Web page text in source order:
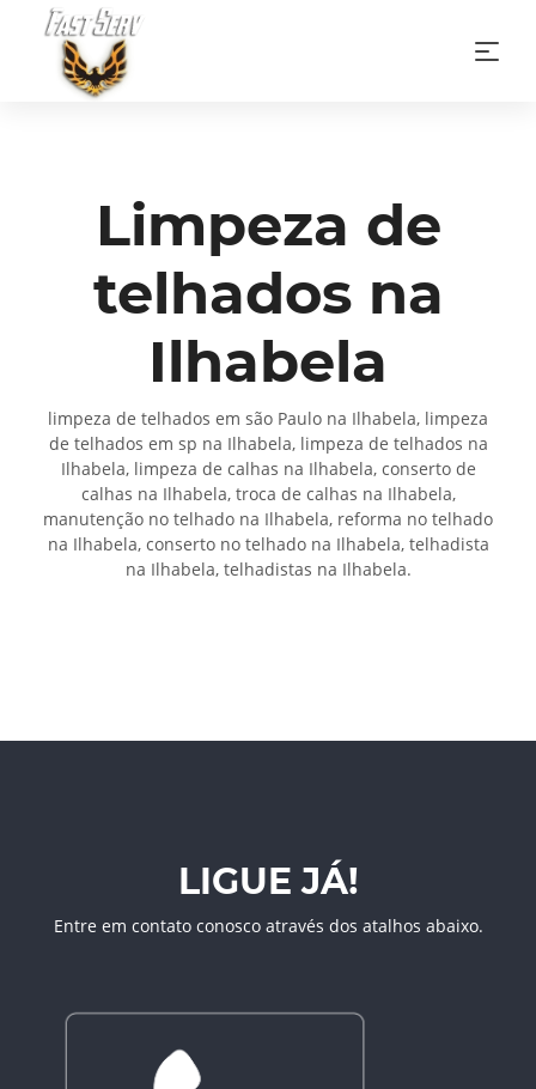
Limpeza de
telhados na
Ilhabela
limpeza de telhados em são Paulo na Ilhabela, limpeza
de telhados em sp na Ilhabela, limpeza de telhados na
Ilhabela, limpeza de calhas na Ilhabela, conserto de
calhas na Ilhabela, troca de calhas na Ilhabela,
manutenção no telhado na Ilhabela, reforma no telhado
na Ilhabela, conserto no telhado na Ilhabela, telhadista
na Ilhabela, telhadistas na Ilhabela.
LIGUE JÁ!
Entre em contato conosco através dos atalhos abaixo.